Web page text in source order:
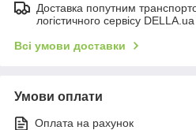
Доставка попутним
логістичного сервісу DELLA.ua
Всі умови доставки
Умови оплати
Оплата на рахунок